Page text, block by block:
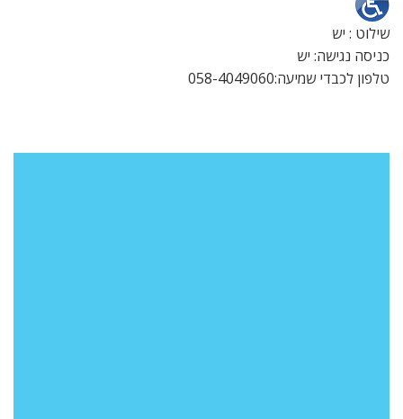
שילוט : יש
כניסה נגישה: יש
טלפון לכבדי שמיעה:058-4049060